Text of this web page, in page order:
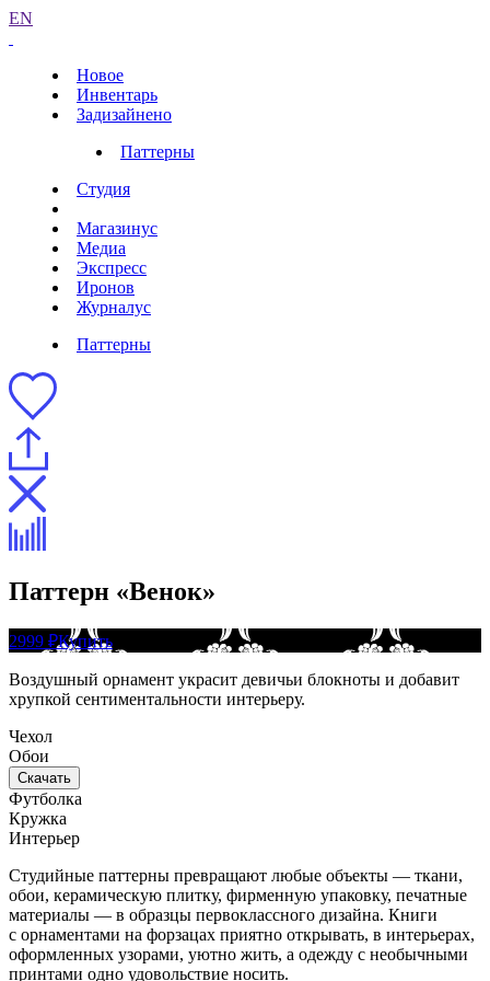
EN
Новое
Инвентарь
Задизайнено
Паттерны
Студия
Магазинус
Медиа
Экспресс
Иронов
Журналус
Паттерны
Паттерн «Венок»
2999 ₽Купить
Воздушный орнамент украсит девичьи блокноты и добавит
хрупкой сентиментальности интерьеру.
Чехол
Обои
Скачать
Футболка
Кружка
Интерьер
Студийные паттерны превращают любые объекты — ткани,
обои, керамическую плитку, фирменную упаковку, печатные
материалы — в образцы первоклассного дизайна. Книги
с орнаментами на форзацах приятно открывать, в интерьерах,
оформленных узорами, уютно жить, а одежду с необычными
принтами одно удовольствие носить.